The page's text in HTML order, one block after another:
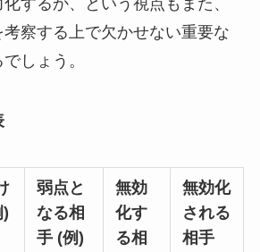
考察する上で欠かせない重要な
しょう。
)
弱点と
なる相
手 (例)
無効
化す
る相
無効化
される
相手